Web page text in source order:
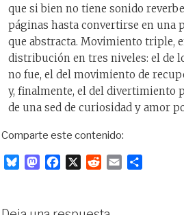
que si bien no tiene sonido
páginas hasta convertirse en una
que abstracta. Movimiento triple,
distribución en tres niveles: el de
no fue, el del movimiento de
y, finalmente, el del divertimiento
de una sed de curiosidad y amor
Comparte este contenido:
M
X
d